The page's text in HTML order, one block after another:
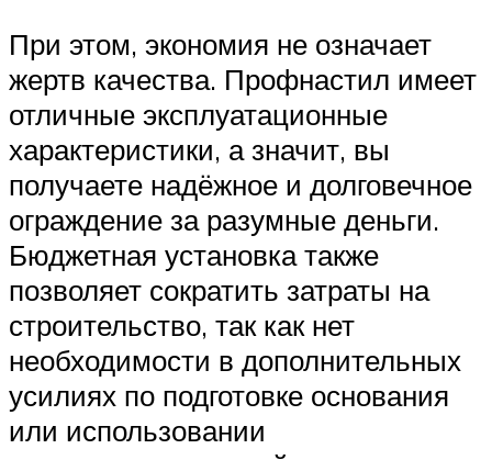
При этом, экономия не означает
жертв качества. Профнастил имеет
отличные эксплуатационные
характеристики, а значит, вы
получаете надёжное и долговечное
ограждение за разумные деньги.
Бюджетная установка также
позволяет сократить затраты на
строительство, так как нет
необходимости в дополнительных
усилиях по подготовке основания
или использовании